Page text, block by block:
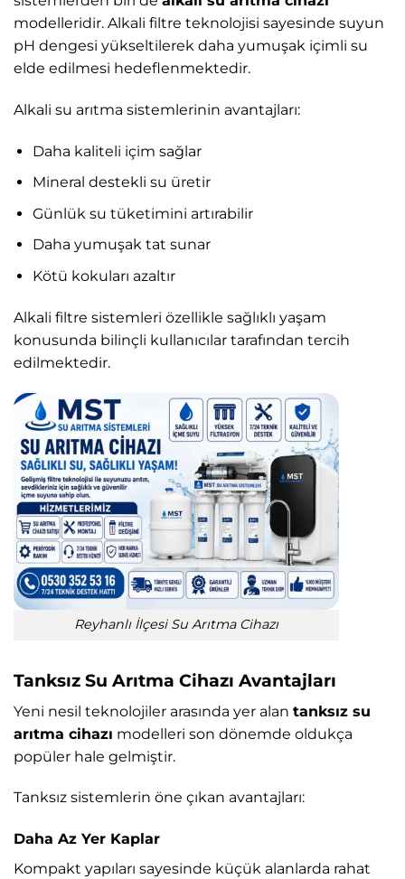
modelleridir. Alkali filtre teknolojisi sayesinde suyun
pH dengesi yükseltilerek daha yumuşak içimli su
elde edilmesi hedeflenmektedir.
Alkali su arıtma sistemlerinin avantajları:
Daha kaliteli içim sağlar
Mineral destekli su üretir
Günlük su tüketimini artırabilir
Daha yumuşak tat sunar
Kötü kokuları azaltır
Alkali filtre sistemleri özellikle sağlıklı yaşam
konusunda bilinçli kullanıcılar tarafından tercih
edilmektedir.
Reyhanlı İlçesi Su Arıtma Cihazı
Tanksız Su Arıtma Cihazı Avantajları
Yeni nesil teknolojiler arasında yer alan tanksız su
arıtma cihazı modelleri son dönemde oldukça
popüler hale gelmiştir.
Tanksız sistemlerin öne çıkan avantajları:
Daha Az Yer Kaplar
Kompakt yapıları sayesinde küçük alanlarda rahat